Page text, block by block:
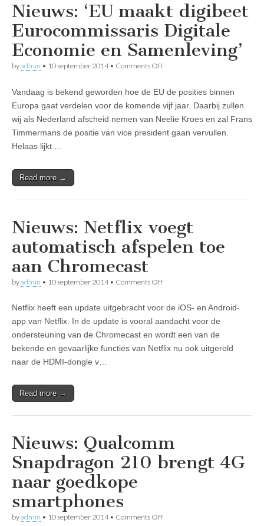
Nieuws: ‘EU maakt digibeet
Eurocommissaris Digitale
Economie en Samenleving’
byadmin • 10 september 2014• Comments Offon
maakt
digibeet
Eurocommissaris
Digitale
Economie
Vandaag is bekend geworden hoe de EU de posities binnen
Europa gaat verdelen voor de komende vijf jaar. Daarbij zullen
wij als Nederland afscheid nemen van Neelie Kroes en zal Frans
Timmermans de positie van vice president gaan vervullen.
Helaas lijkt …
Read more →
Nieuws: Netflix voegt
automatisch afspelen toe
aan Chromecast
byadmin • 10 september 2014• Comments Offon
voegt
automatisch
toe
aan
Netflix heeft een update uitgebracht voor de iOS- en Android-
app van Netflix. In de update is vooral aandacht voor de
ondersteuning van de Chromecast en wordt een van de
bekende en gevaarlijke functies van Netflix nu ook uitgerold
naar de HDMI-dongle v…
Read more →
Nieuws: Qualcomm
Snapdragon 210 brengt 4G
naar goedkope
smartphones
byadmin • 10 september 2014• Comments Offon